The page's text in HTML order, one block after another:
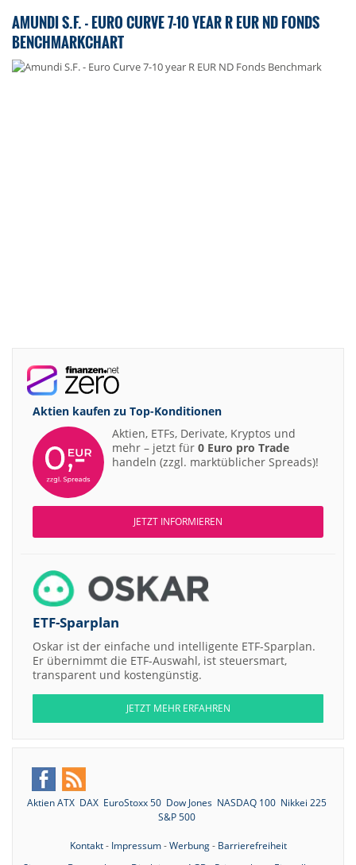
AMUNDI S.F. - EURO CURVE 7-10 YEAR R EUR ND FONDS
BENCHMARKCHART
Aktien kaufen zu Top-Konditionen
Aktien, ETFs, Derivate, Kryptos und
mehr – jetzt für 0 Euro pro Trade
handeln (zzgl. marktüblicher Spreads)!
JETZT INFORMIEREN
ETF-Sparplan
Oskar ist der einfache und intelligente ETF-Sparplan.
Er übernimmt die ETF-Auswahl, ist steuersmart,
transparent und kostengünstig.
JETZT MEHR ERFAHREN
Aktien ATX DAX EuroStoxx 50 Dow Jones NASDAQ 100 Nikkei 225
S&P 500
Kontakt- Impressum-Werbung- Barrierefreiheit